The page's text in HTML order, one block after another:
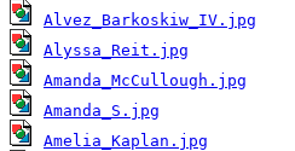
Alvez_Barkoskiw_IV.jpg
Alyssa_Reit.jpg
Amanda_McCullough.jpg
Amanda_S.jpg
Amelia_Kaplan.jpg